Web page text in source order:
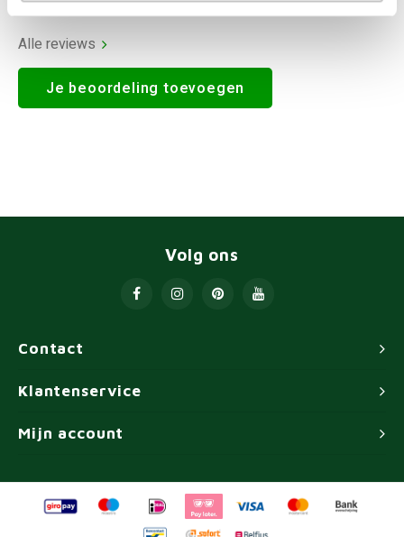
Alle reviews
Je beoordeling toevoegen
Contact
Volg ons
Klantenservice
Mijn account